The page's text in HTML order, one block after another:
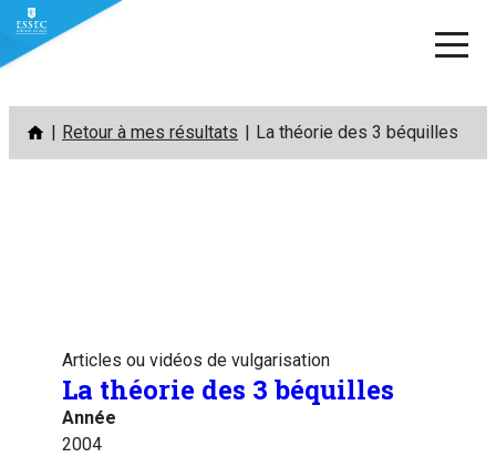
Aller
contenu
Retour à mes résultats La théorie des 3 béquilles
Articles ou vidéos de vulgarisation
La théorie des 3 béquilles
Année
2004